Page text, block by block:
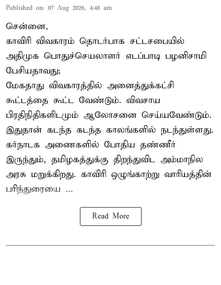
Published on: 07 Aug 2026, 4:48 am
சென்னை,
காவிரி விவகாரம் தொடர்பாக சட்டசபையில்
அதிமுக பொதுச்செயலாளர் எடப்பாடி பழனிசாமி
பேசியதாவது;
மேகதாது விவகாரத்தில் அனைத்துக்கட்சி
கூட்டத்தை கூட்ட வேண்டும். விவசாய
பிரதிநிதிகளிடமும் ஆலோசனை செய்யவேண்டும்.
இதுதான் கடந்த கடந்த காலங்களில் நடந்துள்ளது.
கர்நாடக அணைகளில் போதிய தண்ணீர்
இருந்தும், தமிழகத்துக்கு திறந்துவிட அம்மாநில
அரசு மறுக்கிறது. காவிரி ஒழுங்காற்று வாரியத்தின்
பரிந்துரையை ...
Read More